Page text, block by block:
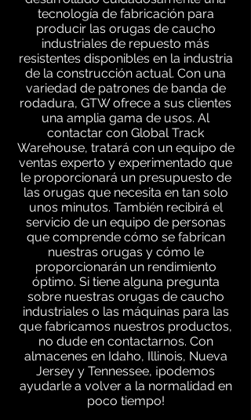
tecnología de fabricación para
producir las orugas de caucho
industriales de repuesto más
resistentes disponibles en la industria
de la construcción actual. Con una
variedad de patrones de banda de
rodadura, GTW ofrece a sus clientes
una amplia gama de usos. Al
contactar con Global Track
Warehouse, tratará con un equipo de
ventas experto y experimentado que
le proporcionará un presupuesto de
las orugas que necesita en tan solo
unos minutos. También recibirá el
servicio de un equipo de personas
que comprende cómo se fabrican
nuestras orugas y cómo le
proporcionarán un rendimiento
óptimo. Si tiene alguna pregunta
sobre nuestras orugas de caucho
industriales o las máquinas para las
que fabricamos nuestros productos,
no dude en contactarnos. Con
almacenes en Idaho, Illinois, Nueva
Jersey y Tennessee, ¡podemos
ayudarle a volver a la normalidad en
poco tiempo!